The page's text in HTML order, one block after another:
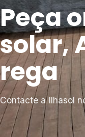
Peça
solar,
rega
Contacte a Ilhasol